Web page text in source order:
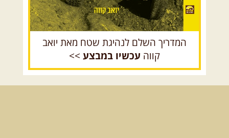
מסלול חדש בצפון רמת הגולן בהובלת
מדריך תושב האזור. המסלול ...
15.08.2026 שבת- חדש! נופי
הגליל ונחל צלמון
נצא מצומת גולנו למסע שטח מרתק
המדריך השלם לנהיגת שטח מאת יואב
קווה עכשיו במבצע >>